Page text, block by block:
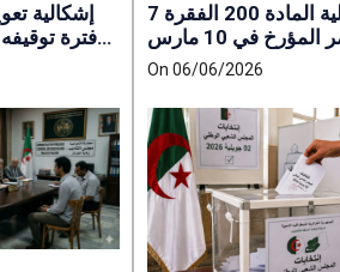
إشكالية
فترة
إشكالية المادة 200 الفقرة 7
من الأمر المؤرخ في 10 مارس
2021 المتعلق بنظام الانتخابات
On 06/06/2026